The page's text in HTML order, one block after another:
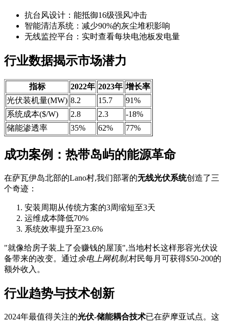
抗台风设计：能抵御16级强风冲击
智能清洁系统：减少90%的灰尘堆积影响
无线监控平台：实时查看每块电池板发电量
行业数据揭示市场潜力
指标 2022年 2023年 增长率
光伏装机量(MW) 8.2 15.7
91%
系统成本($/W)
2.8 2.3
-18%
储能渗透率
35% 62% 77%
成功案例：热带岛屿的能源革命
在萨瓦伊岛北部的Lano村,我们部署的无线光伏系统创造了三
个奇迹：
安装周期从传统方案的3周缩短至3天
运维成本降低70%
系统效率提升至23.6%
"就像给房子装上了会赚钱的屋顶",当地村长这样形容光伏设
备带来的改变。通过余电上网机制,村民每月可获得$50-200的
额外收入。
行业趋势与技术创新
2024年最值得关注的光伏-储能耦合技术已在萨摩亚试点。这